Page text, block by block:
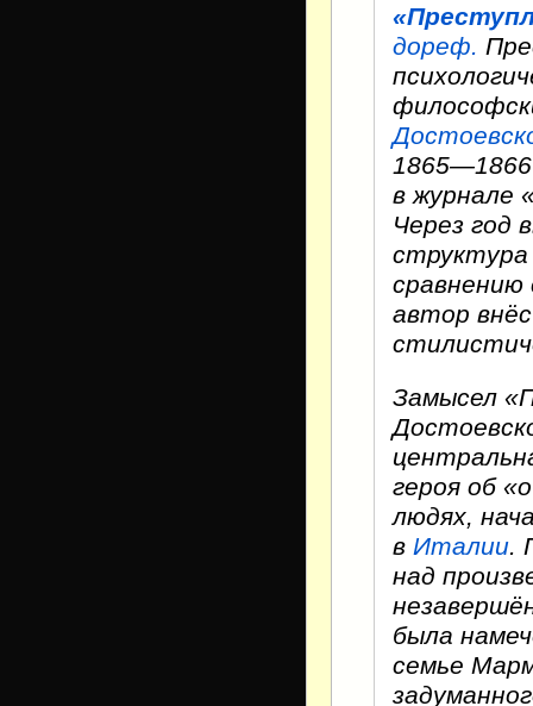
дореф.
1865—1866
в журнале
Через год
структура
сравнению
автор
Замысел
героя об
людях,
в Италии.
над
была
семье